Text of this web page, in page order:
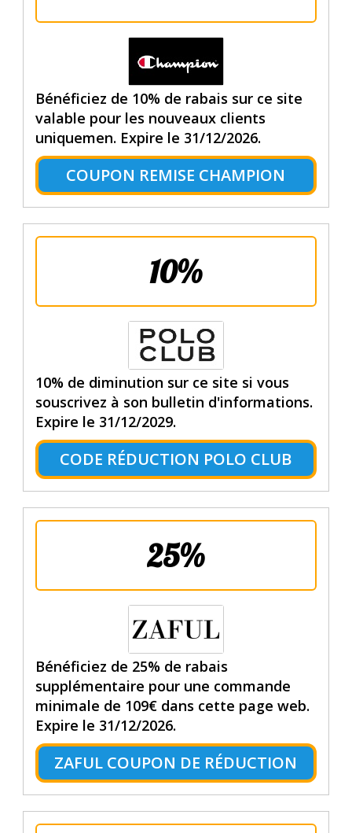
Bénéficiez de 10% de rabais sur ce site
valable pour les nouveaux clients
uniquemen. Expire le 31/12/2026.
COUPON REMISE CHAMPION
10%
10% de diminution sur ce site si vous
souscrivez à son bulletin d'informations.
Expire le 31/12/2029.
CODE RÉDUCTION POLO CLUB
25%
Bénéficiez de 25% de rabais
supplémentaire pour une commande
minimale de 109€ dans cette page web.
Expire le 31/12/2026.
ZAFUL COUPON DE RÉDUCTION